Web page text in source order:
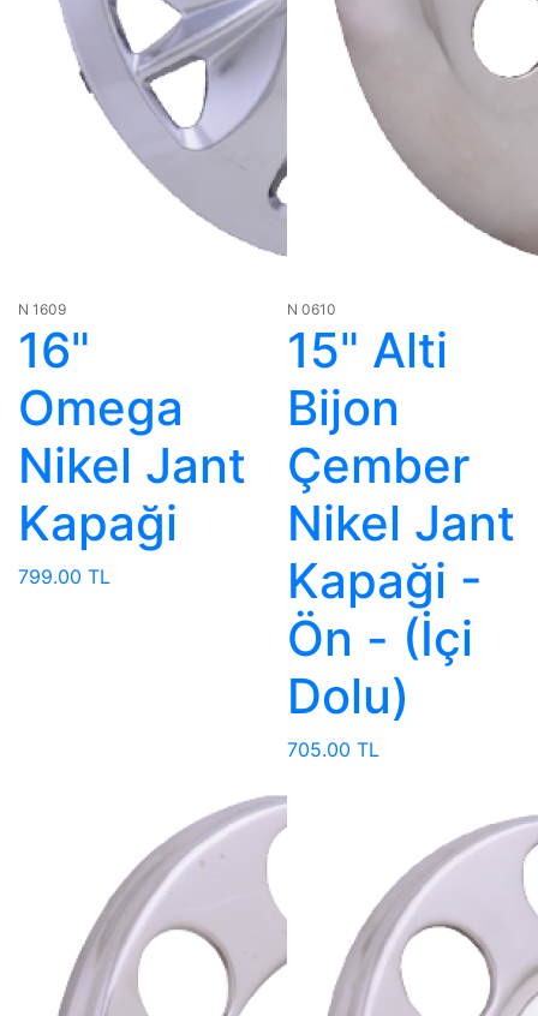
N 1609
16"
Omega
Nikel Jant
Kapaği
799.00 TL
N 0610
15" Alti
Bijon
Çember
Nikel Jant
Kapaği -
Ön - (İçi
Dolu)
705.00 TL